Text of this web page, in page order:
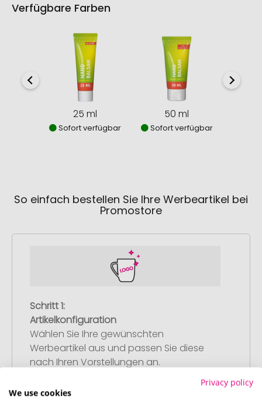
Verfügbare Farben
25 ml
Sofort verfügbar
50 ml
Sofort verfügbar
So einfach bestellen Sie Ihre Werbeartikel bei
Promostore
Schritt 1:
Artikelkonfiguration
Wählen Sie Ihre gewünschten
Werbeartikel aus und passen Sie diese
nach Ihren Vorstellungen an.
Anschließend legen Sie die konfigurierten
Artikel in Ihren Warenkorb.
Privacy policy
We use cookies